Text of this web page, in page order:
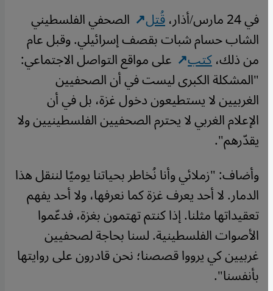
في 24 مارس/أذار،
قُتل الصحفي الفلسطيني
الشاب حسام شبات بقصف إسرائيلي. وقبل عام
من ذلك،كتب على مواقع التواصل الاجتماعي:
"المشكلة الكبرى ليست في أن الصحفيين
الغربيين لا يستطيعون دخول غزة، بل في أن
الإعلام الغربي لا يحترم الصحفيين الفلسطينيين ولا
يقدّرهم".
وأضاف: "زملائي وأنا نُخاطر بحياتنا يوميًا لننقل هذا
الدمار. لا أحد يعرف غزة كما نعرفها، ولا أحد يفهم
تعقيداتها مثلنا. إذا كنتم تهتمون بغزة، فدعّموا
الأصوات الفلسطينية. لسنا بحاجة لصحفيين
غربيين كي يرووا قصصنا؛ نحن قادرون على روايتها
بأنفسنا".